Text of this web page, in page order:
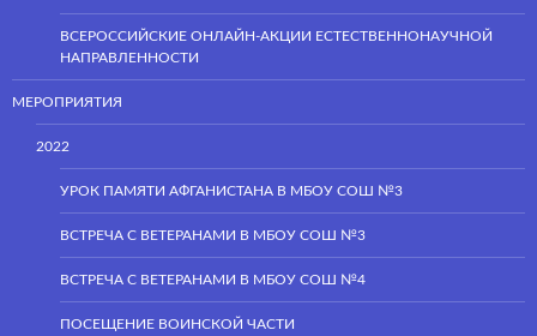
ВСЕРОССИЙСКИЕ ОНЛАЙН-АКЦИИ ЕСТЕСТВЕННОНАУЧНОЙ
НАПРАВЛЕННОСТИ
МЕРОПРИЯТИЯ
2022
УРОК ПАМЯТИ АФГАНИСТАНА В МБОУ СОШ №3
ВСТРЕЧА С ВЕТЕРАНАМИ В МБОУ СОШ №3
ВСТРЕЧА С ВЕТЕРАНАМИ В МБОУ СОШ №4
ПОСЕЩЕНИЕ ВОИНСКОЙ ЧАСТИ